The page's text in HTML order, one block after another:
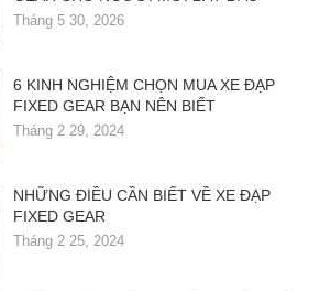
Tháng 5 30, 2026
6 KINH NGHIỆM CHỌN MUA XE ĐẠP
FIXED GEAR BẠN NÊN BIẾT
Tháng 2 29, 2024
NHỮNG ĐIỀU CẦN BIẾT VỀ XE ĐẠP
FIXED GEAR
Tháng 2 25, 2024